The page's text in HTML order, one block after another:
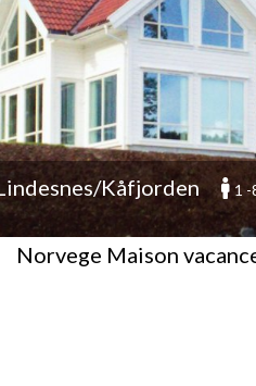
Kåfjorden 1 -
Norvege Maison